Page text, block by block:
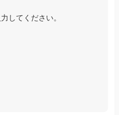
してください。